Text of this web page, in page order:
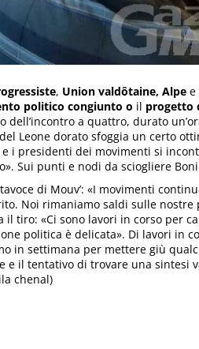
, Union valdôtaine, Alpe e
politico congiunto o il progetto
dell’incontro a quattro, durato
Leone dorato sfoggia un certo
i presidenti dei movimenti si
Sui punti e nodi da sciogliere
di Mouv’: «I movimenti
Noi rimaniamo saldi sulle nostre
il tiro: «Ci sono lavori in corso per
politica è delicata». Di lavori in
in settimana per mettere giù
e il tentativo di trovare una sintesi
chenal)